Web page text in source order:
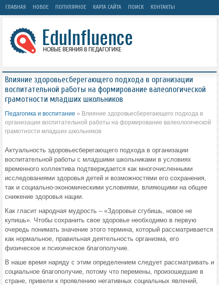
ГЛАВНАЯ НОВОЕ ПОПУЛЯРНОЕ КАРТА САЙТА ПОИСК КОНТАКТЫ
Влияние здоровьесберегающего подхода в организации
воспитательной работы на формирование валеологической
грамотности младших школьников
Педагогика и воспитание » Влияние здоровьесберегающего подхода в
организации воспитательной работы на формирование валеологической
грамотности младших школьников
Актуальность здоровьесберегающего подхода в организации
воспитательной работы с младшими школьниками в условиях
временного коллектива подтверждается как многочисленными
исследованиями здоровья детей и возможностями его сохранения,
так и социально-экономическими условиями, влияющими на общее
снижение здоровья нации.
Как гласит народная мудрость – «Здоровье сгубишь, новое не
купишь». Чтобы сохранить свое здоровье необходимо в первую
очередь понимать значение этого термина, который рассматривается
как нормальное, правильная деятельность организма, его
физическое и психическое благополучие.
В наше время наряду с этим определением следует рассматривать и
социальное благополучие, потому что перемены, произошедшие в
стране, привели к проявлению негативных социальных явлений,